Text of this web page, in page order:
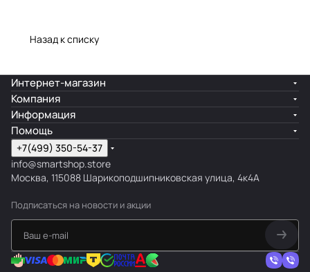
Назад к списку
Интернет-магазин
Компания
Информация
Помощь
+7(499) 350-54-37
info@smartshop.store
Москва, 115088 Шарикоподшипниковская улица, 4к4А
Подписаться на новости и акции